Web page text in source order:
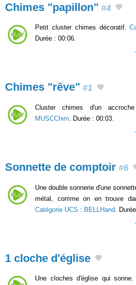
Chimes "papillon" #4
Petit cluster chimes décoratif.
Durée : 00:06.
Chimes "rêve" #1
Cluster chimes d'un
MUSCChim . Durée : 00:03.
Sonnette de comptoir #6
Une double sonnerie d'une
métal, comme on en trouve
Catégorie UCS : BELLHand .
1 cloche d'église
Une cloches d'église qui